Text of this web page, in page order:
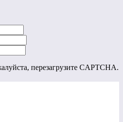
перезагрузите CAPTCHA.